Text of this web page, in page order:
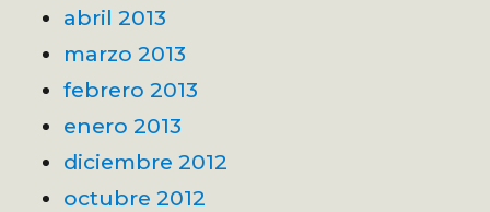
abril 2013
marzo 2013
febrero 2013
enero 2013
diciembre 2012
octubre 2012